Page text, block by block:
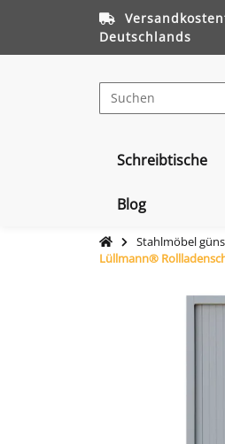
Deutschlands
Schreibtische
Blog
Stahlmöbel
Lüllmann®